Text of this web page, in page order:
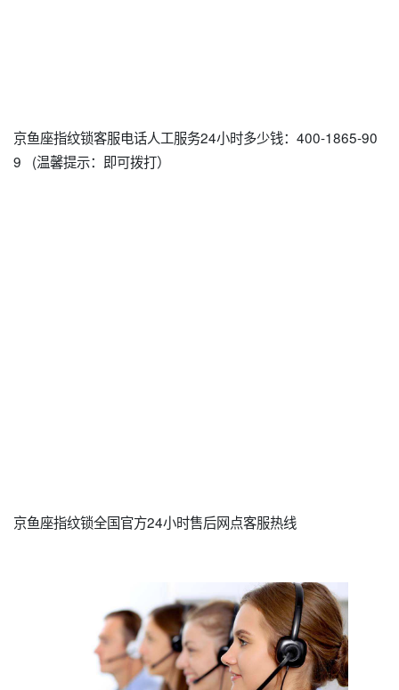
京鱼座指纹锁客服电话人工服务24小时多少钱：400-1865-90
9 (温馨提示：即可拨打）
京鱼座指纹锁全国官方24小时售后网点客服热线